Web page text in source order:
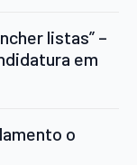
listas” –
em
o